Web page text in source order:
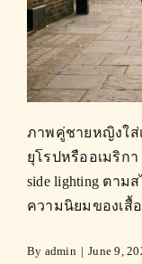
ภาพคู่ชายหญิงใส่
ยุโรปหรืออเมริก
side lighting ตาม
ความนิยมของเสื้
By admin | June 9,